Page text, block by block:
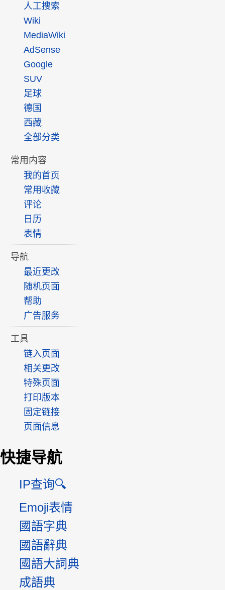
人工搜索
Wiki
MediaWiki
AdSense
Google
SUV
足球
德国
西藏
全部分类
常用内容
我的首页
常用收藏
评论
日历
表情
导航
最近更改
随机页面
帮助
广告服务
工具
链入页面
相关更改
特殊页面
打印版本
固定链接
页面信息
快捷导航
IP查询🔍
Emoji表情
國語字典
國語辭典
國語大詞典
成語典